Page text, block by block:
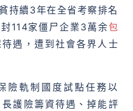
持續3年在全省考察排名
114家僵尸企業3萬余包
遇，遭到社會各界人士
險軌制國度試點任務以
護險籌資待遇、掉能評